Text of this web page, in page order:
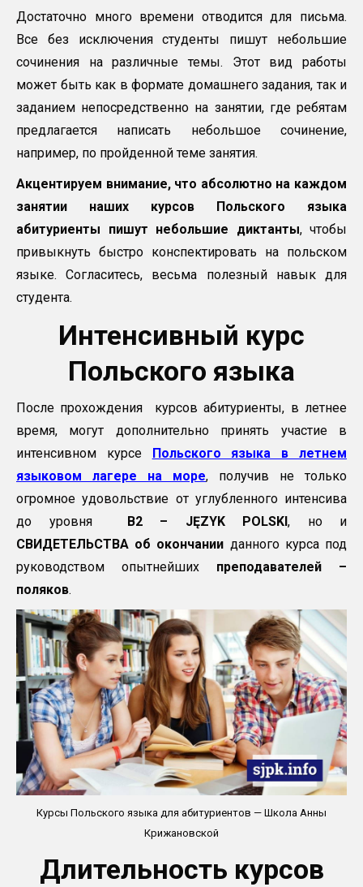
Достаточно много времени отводится для письма.
Все без исключения студенты пишут небольшие
сочинения на различные темы. Этот вид работы
может быть как в формате домашнего задания, так и
заданием непосредственно на занятии, где ребятам
предлагается написать небольшое сочинение,
например, по пройденной теме занятия.
Акцентируем внимание, что абсолютно на каждом
занятии наших курсов Польского языка
абитуриенты пишут небольшие диктанты, чтобы
привыкнуть быстро конспектировать на польском
языке. Согласитесь, весьма полезный навык для
студента.
Интенсивный курс
Польского языка
После прохождения курсов абитуриенты, в летнее
время, могут дополнительно принять участие в
интенсивном курсе Польского языка в летнем
языковом лагере на море, получив не только
огромное удовольствие от углубленного интенсива
до уровня B2 – JĘZYK POLSKI, но и
СВИДЕТЕЛЬСТВА об окончании данного курса под
руководством опытнейших преподавателей –
поляков.
Курсы Польского языка для абитуриентов — Школа Анны
Крижановской
Длительность курсов